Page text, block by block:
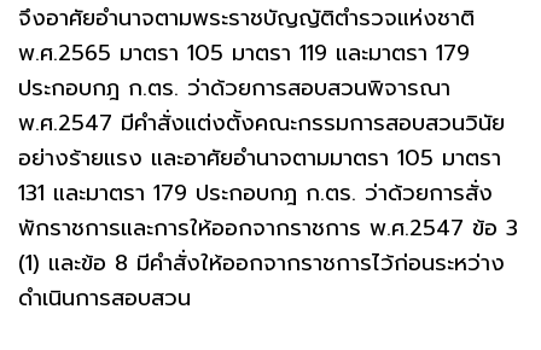
จึงอาศัยอำนาจตามพระราชบัญญัติตำรวจแห่งชาติ
พ.ศ.2565 มาตรา 105 มาตรา 119 และมาตรา 179
ประกอบกฎ ก.ตร. ว่าด้วยการสอบสวนพิจารณา
พ.ศ.2547 มีคำสั่งแต่งตั้งคณะกรรมการสอบสวนวินัย
อย่างร้ายแรง และอาศัยอำนาจตามมาตรา 105 มาตรา
131 และมาตรา 179 ประกอบกฎ ก.ตร. ว่าด้วยการสั่ง
พักราชการและการให้ออกจากราชการ พ.ศ.2547 ข้อ 3
(1) และข้อ 8 มีคำสั่งให้ออกจากราชการไว้ก่อนระหว่าง
ดำเนินการสอบสวน